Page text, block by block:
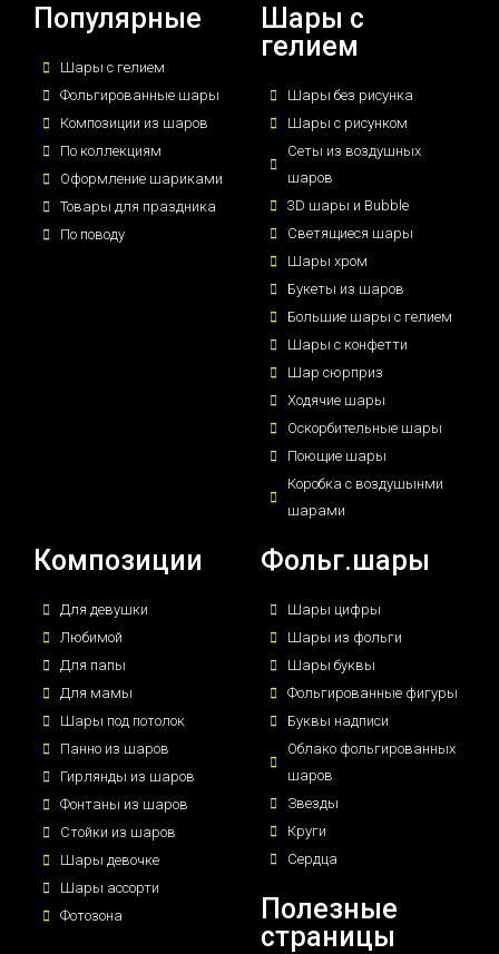
Популярные
Шары с гелием
Фольгированные шары
Композиции из шаров
По коллекциям
Оформление шариками
Товары для праздника
По поводу
Шары с
гелием
Шары без рисунка
Шары с рисунком
Сеты из воздушных
шаров
3D шары и Bubble
Светящиеся шары
Шары хром
Букеты из шаров
Большие шары с гелием
Шары с конфетти
Шар сюрприз
Ходячие шары
Оскорбительные шары
Поющие шары
Коробка с воздушынми
шарами
Композиции
Для девушки
Любимой
Для папы
Для мамы
Шары под потолок
Панно из шаров
Гирлянды из шаров
Фонтаны из шаров
Стойки из шаров
Шары девочке
Шары ассорти
Фотозона
Фольг.шары
Шары цифры
Шары из фольги
Шары буквы
Фольгированные фигуры
Буквы надписи
Облако фольгированных
шаров
Звезды
Круги
Сердца
Полезные
страницы